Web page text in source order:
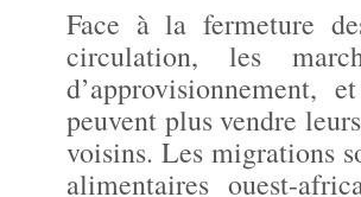
Face à la fermeture
circulation, les
d’approvisionnement,
peuvent plus vendre
voisins. Les migrations
alimentaires ouest-